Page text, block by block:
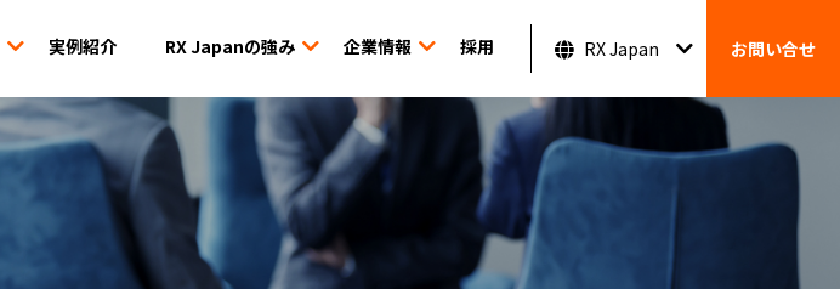
実例紹介 RX Japanの強み 企業情報 採用 RX Japan お問い合せ